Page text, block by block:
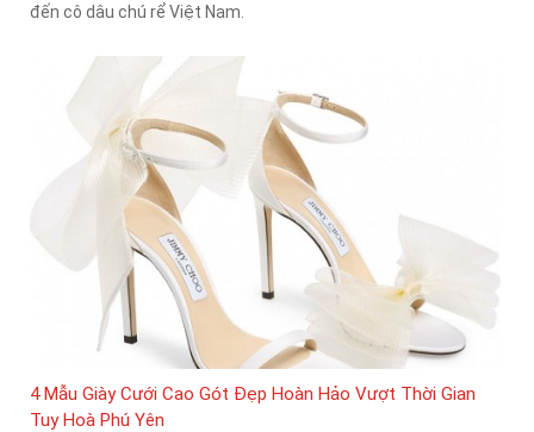
đến cô dâu chú rể Việt Nam.
4 Mẫu Giày Cưới Cao Gót Đẹp Hoàn Hảo Vượt Thời Gian
Tuy Hoà Phú Yên